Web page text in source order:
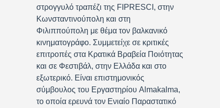
στρογγυλό τραπέζι της FIPRESCI, στην
Κωνσταντινούπολη και στη
Φιλιππούπολη με θέμα τον βαλκανικό
κινηματογράφο. Συμμετείχε σε κριτικές
επιτροπές στα Κρατικά Βραβεία Ποιότητας
και σε Φεστιβάλ, στην Ελλάδα και στο
εξωτερικό. Είναι επιστημονικός
σύμβουλος του Εργαστηρίου Almakalma,
το οποία ερευνά τον Ενιαίο Παραστατικό